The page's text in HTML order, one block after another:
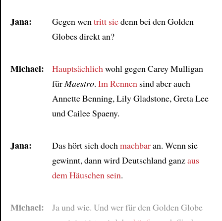
Jana: Gegen wen tritt siedenn bei den Golden
Globes direkt an?
Michael: Hauptsächlich wohl gegen Carey Mulligan
für Maestro. Im Rennen sind aber auch
Annette Benning, Lily Gladstone, Greta Lee
und Cailee Spaeny.
Jana: Das hört sich doch machbaran. Wenn sie
gewinnt, dann wird Deutschland ganzaus
dem Häuschen sein.
Michael:
Ja und wie. Und wer für den Golden Globe